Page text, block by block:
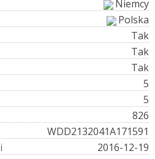
Niemcy
Polska
Tak
Tak
Tak
5
5
826
WDD2132041A171591
i 2016-12-19